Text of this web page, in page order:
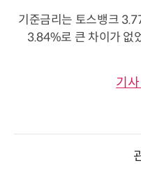
기준금리는 토스뱅크
3.84%로 큰 차이가 없
기